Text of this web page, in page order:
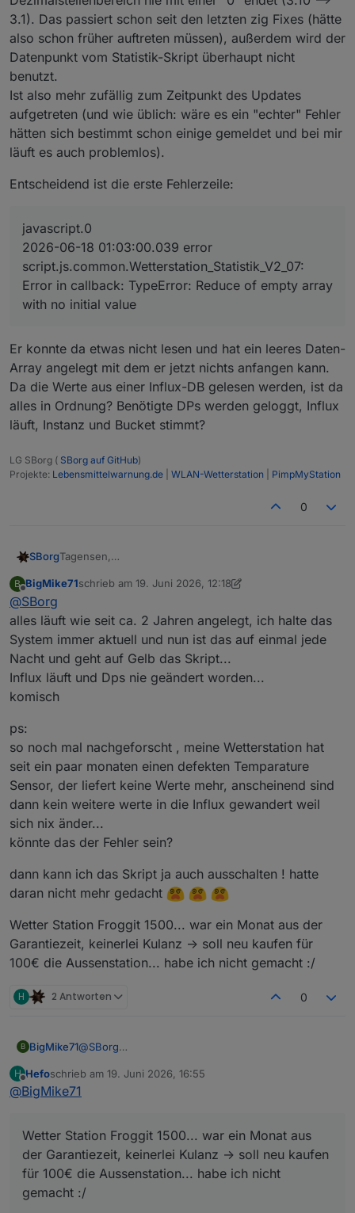
3.1). Das passiert schon seit den letzten zig Fixes (hätte
also schon früher auftreten müssen), außerdem wird der
Datenpunkt vom Statistik-Skript überhaupt nicht
benutzt.
Ist also mehr zufällig zum Zeitpunkt des Updates
aufgetreten (und wie üblich: wäre es ein "echter" Fehler
hätten sich bestimmt schon einige gemeldet und bei mir
läuft es auch problemlos).
Entscheidend ist die erste Fehlerzeile:
javascript.0
2026-06-18 01:03:00.039 error
script.js.common.Wetterstation_Statistik_V2_07:
Error in callback: TypeError: Reduce of empty array
with no initial value
Er konnte da etwas nicht lesen und hat ein leeres Daten-
Array angelegt mit dem er jetzt nichts anfangen kann.
Da die Werte aus einer Influx-DB gelesen werden, ist da
alles in Ordnung? Benötigte DPs werden geloggt, Influx
läuft, Instanz und Bucket stimmt?
LG SBorg ( SBorg auf GitHub)
Projekte: Lebensmittelwarnung.de WLAN-Wetterstation PimpMyStation
0
SBorgTagensen,
dem Update zu tun, da wurde lediglich bei einem
er immer eine "0" stehen hat (.1 --> 0.1) und er im
Dezimalstellenbereich nie mit einer "0" endet (3.10 -->
3.1). Das passiert schon seit den letzten zig Fixes (hätte
also schon früher auftreten müssen), außerdem wird
der Datenpunkt vom Statistik-Skript überhaupt nicht
bei mir läuft es auch problemlos).
Entscheidend ist die erste Fehlerzeile:
2026-06-18 01:03:00.039 error
script.js.common.Wetterstation_Statistik_V2_07:
Error in callback: TypeError: Reduce of empty array
Er konnte da etwas nicht lesen und hat ein leeres
Daten-Array angelegt mit dem er jetzt nichts anfangen
B
Offline
BigMike71schrieb am 19. Juni 2026, 12:18
zuletzt editiert von BigMike71
@SBorg
alles läuft wie seit ca. 2 Jahren angelegt, ich halte das
System immer aktuell und nun ist das auf einmal jede
Nacht und geht auf Gelb das Skript...
Influx läuft und Dps nie geändert worden...
komisch
ps:
so noch mal nachgeforscht , meine Wetterstation hat
seit ein paar monaten einen defekten Temparature
Sensor, der liefert keine Werte mehr, anscheinend sind
dann kein weitere werte in die Influx gewandert weil
sich nix änder...
könnte das der Fehler sein?
dann kann ich das Skript ja auch ausschalten ! hatte
daran nicht mehr gedacht
Wetter Station Froggit 1500... war ein Monat aus der
Garantiezeit, keinerlei Kulanz -> soll neu kaufen für
100€ die Aussenstation... habe ich nicht gemacht :/
H 2 Antworten 0
B BigMike71@SBorg
das System immer aktuell und nun ist das auf einmal
jede Nacht und geht auf Gelb das Skript...
ps:
so noch mal nachgeforscht , meine Wetterstation hat
sind dann kein weitere werte in die Influx
gewandert weil sich nix änder...
könnte das der Fehler sein?
Wetter Station Froggit 1500... war ein Monat aus der
Garantiezeit, keinerlei Kulanz -> soll neu kaufen für
100€ die Aussenstation... habe ich nicht gemacht :/
H
Offline
Hefoschrieb am 19. Juni 2026, 16:55
zuletzt editiert von
@BigMike71
Wetter Station Froggit 1500... war ein Monat aus
der Garantiezeit, keinerlei Kulanz -> soll neu kaufen
für 100€ die Aussenstation... habe ich nicht
gemacht :/